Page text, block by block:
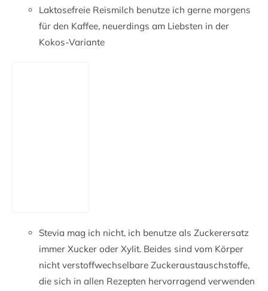
Laktosefreie Reismilch benutze ich gerne morgens
für den Kaffee, neuerdings am Liebsten in der
Kokos-Variante
Stevia mag ich nicht, ich benutze als Zuckerersatz
immer Xucker oder Xylit. Beides sind vom Körper
nicht verstoffwechselbare Zuckeraustauschstoffe,
die sich in allen Rezepten hervorragend verwenden